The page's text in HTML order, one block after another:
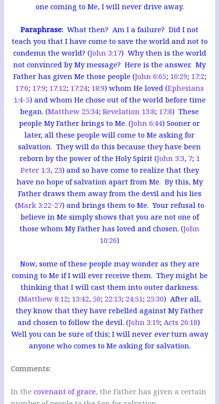
one coming to Me, I will never drive away.
Paraphrase: What then? Am I a failure? Did I not
teach you that I have come to save the world and not to
condemn the world? (John 3:17) Why then is the world
not convinced by My message? Here is the answer. My
Father has given Me those people (John 6:65; 10:29; 17:2;
17:6; 17:9; 17:12; 17:24; 18:9) whom He loved (Ephesians
1:4-5) and whom He chose out of the world before time
began. (Matthew 25:34; Revelation 13:8; 17:8) These
people My Father brings to Me. (John 6:44) Sooner or
later, all these people will come to Me asking for
salvation. They will do this because they have been
reborn by the power of the Holy Spirit (John 3:3, 7; 1
Peter 1:3, 23) and so have come to realize that they
have no hope of salvation apart from Me. By this, My
Father draws them away from the devil and his lies
(Mark 3:22-27) and brings them to Me.Your refusal to
believe in Me simply shows that you are not one of
those whom My Father has loved and chosen. (John
10:26)
Now, some of these people may wonder as they are
coming to Me if I will ever receive them. They might be
thinking that I will cast them into outer darkness.
(Matthew 8:12; 13:42, 50; 22:13; 24:51; 25:30) After all,
they know that they have rebelled against My Father
and chosen to follow the devil. (John 3:19; Acts 26:18)
Well you can be sure of this; I will never everturn away
anyone who comes to Me asking for salvation.
Comments:
In thecovenant of grace, the Father has given a certain